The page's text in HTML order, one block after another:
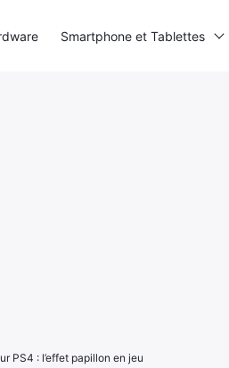
PS4 : l’effet papillon en jeu
Smartphone et Tablettes